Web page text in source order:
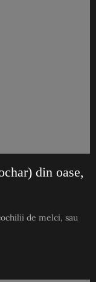
din oase,
de melci, sau